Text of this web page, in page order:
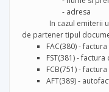
- adresa
In cazul emiterii unui
de partenertipul
FAC(380) -
FST(381) -
FCB(751) -
AFT(389) -